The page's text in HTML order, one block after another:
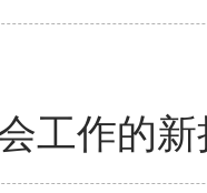
工作的